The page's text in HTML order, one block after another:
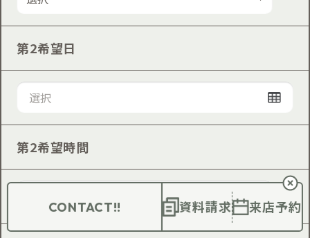
第2希望日
第2希望時間
CONTACT!! 資料請求 来店予約